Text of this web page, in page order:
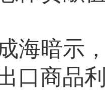
暗示，
口商品